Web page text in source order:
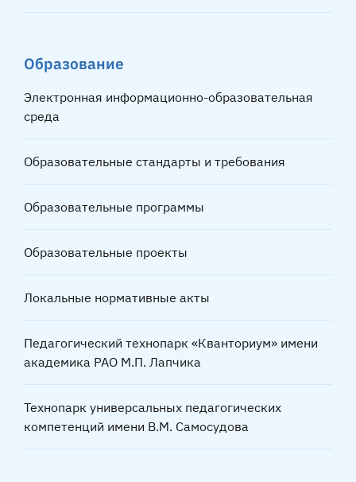
Образование
Электронная информационно-образовательная
среда
Образовательные стандарты и требования
Образовательные программы
Образовательные проекты
Локальные нормативные акты
Педагогический технопарк «Кванториум» имени
академика РАО М.П. Лапчика
Технопарк универсальных педагогических
компетенций имени В.М. Самосудова